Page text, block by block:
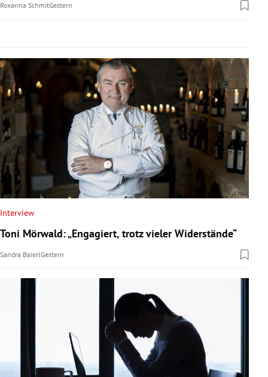
Untermenü
Untermenü
Untermenü
Roxanna SchmitGestern
Interview
Toni Mörwald: „Engagiert, trotz vieler Widerstände“
Sandra BaierlGestern